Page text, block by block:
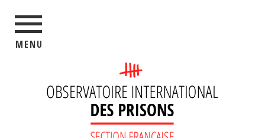
MENU